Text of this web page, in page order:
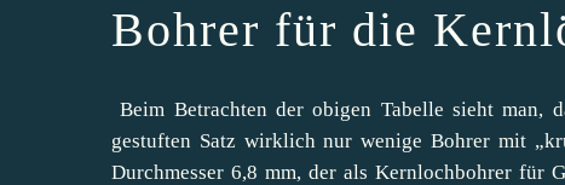
Bohrer für die
Beim Betrachten der obigen Tabelle sieht man,
gestuften Satz wirklich nur wenige Bohrer mit
Durchmesser 6,8 mm, der als Kernlochbohrer